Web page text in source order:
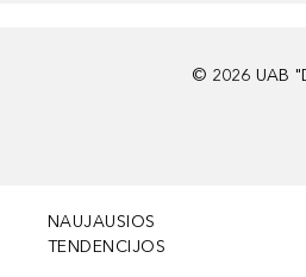
© 2026 UAB
NAUJAUSIOS
TENDENCIJOS